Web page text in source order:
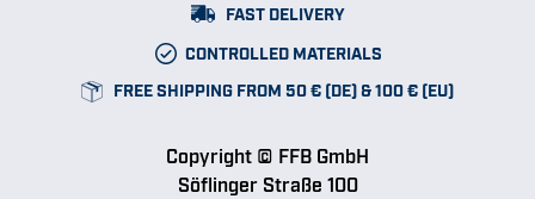
FAST DELIVERY
CONTROLLED MATERIALS
FREE SHIPPING FROM 50 € (DE) & 100 € (EU)
Copyright © FFB GmbH
Söflinger Straße 100